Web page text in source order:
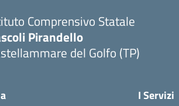
Comprensivo Statale
Pirandello
del Golfo (TP)
I Servizi